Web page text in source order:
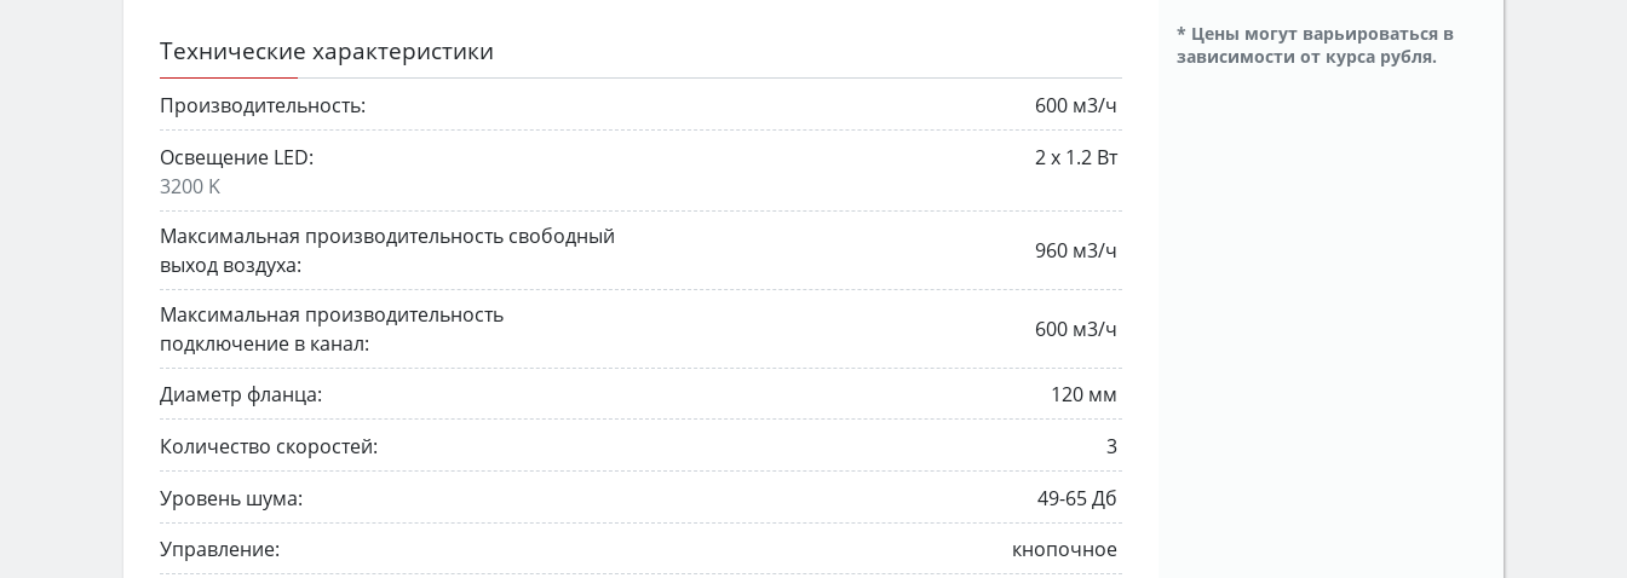
Технические характеристики
Производительность:
600 м3/ч
Освещение LED:
2 х 1.2 Вт
3200 K
Максимальная производительность свободный
выход воздуха:
960 м3/ч
Максимальная производительность
подключение в канал:
600 м3/ч
Диаметр фланца:
120 мм
Количество скоростей:
3
Уровень шума:
49-65 Дб
Управление:
кнопочное
* Цены могут варьироваться в
зависимости от курса рубля.